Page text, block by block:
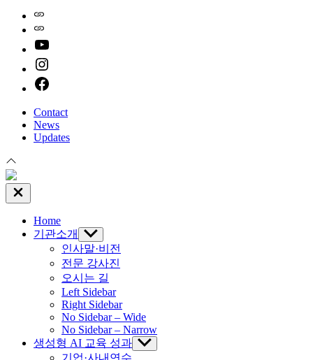
Contact
News
Updates
Close
Off
Home
기관소개
Show
sub
menu
인사말·비전
전문 강사진
오시는 길
Left Sidebar
Right Sidebar
No Sidebar – Wide
No Sidebar – Narrow
생성형 AI 교육 성과 Show
sub